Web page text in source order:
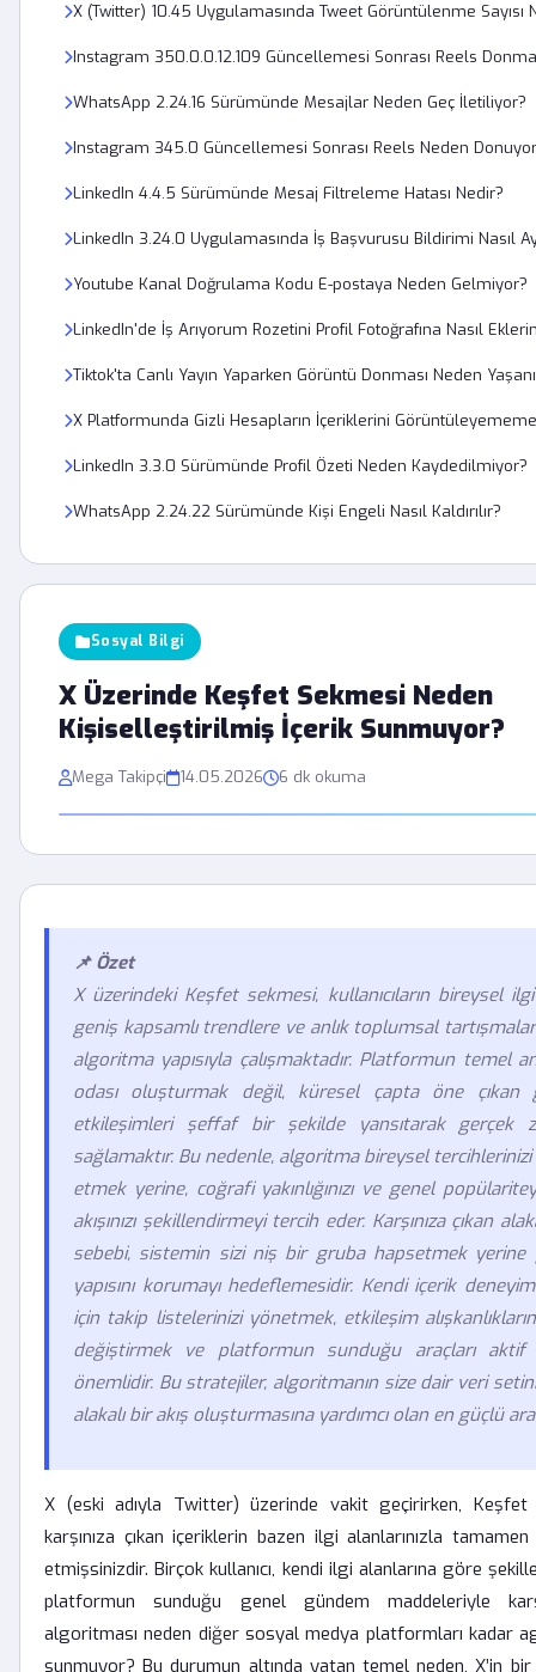
Sosyal Bilgi
X Üzerinde Keşfet Sekmesi Neden
Kişiselleştirilmiş İçerik Sunmuyor?
Mega Takipçi 14.05.2026 6 dk okuma
📌 Özet
X üzerindeki Keşfet sekmesi, kullanıcıların bireysel
geniş kapsamlı trendlere ve anlık toplumsal
algoritma yapısıyla çalışmaktadır. Platformun temel
odası oluşturmak değil, küresel çapta öne çıkan
etkileşimleri şeffaf bir şekilde yansıtarak gerçek
sağlamaktır. Bu nedenle, algoritma bireysel
etmek yerine, coğrafi yakınlığınızı ve genel
akışınızı şekillendirmeyi tercih eder. Karşınıza çıkan
sebebi, sistemin sizi niş bir gruba hapsetmek
yapısını korumayı hedeflemesidir. Kendi içerik
için takip listelerinizi yönetmek, etkileşim
değiştirmek ve platformun sunduğu araçları aktif
önemlidir. Bu stratejiler, algoritmanın size dair veri
alakalı bir akış oluşturmasına yardımcı olan en güçlü
X (eski adıyla Twitter) üzerinde vakit geçirirken, Keşfet
karşınıza çıkan içeriklerin bazen ilgi alanlarınızla
etmişsinizdir. Birçok kullanıcı, kendi ilgi alanlarına göre
platformun sunduğu genel gündem maddeleriyle
algoritması neden diğer sosyal medya platformları kadar
sunmuyor? Bu durumun altında yatan temel neden, X’in
X (Twitter) 10.45 Uygulamasında Tweet Görüntülenme Sayısı
Instagram 350.0.0.12.109 Güncellemesi Sonrası Reels
WhatsApp 2.24.16 Sürümünde Mesajlar Neden Geç İletiliyor?
Instagram 345.0 Güncellemesi Sonrası Reels Neden
LinkedIn 4.4.5 Sürümünde Mesaj Filtreleme Hatası Nedir?
LinkedIn 3.24.0 Uygulamasında İş Başvurusu Bildirimi Nasıl
Youtube Kanal Doğrulama Kodu E-postaya Neden Gelmiyor?
LinkedIn'de İş Arıyorum Rozetini Profil Fotoğrafına Nasıl
Tiktok'ta Canlı Yayın Yaparken Görüntü Donması Neden
X Platformunda Gizli Hesapların İçeriklerini
LinkedIn 3.3.0 Sürümünde Profil Özeti Neden Kaydedilmiyor?
WhatsApp 2.24.22 Sürümünde Kişi Engeli Nasıl Kaldırılır?